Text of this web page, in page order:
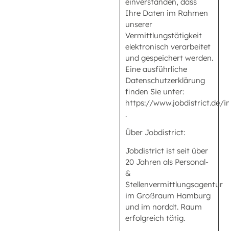
Ihre Daten im Rahmen
unserer
Vermittlungstätigkeit
elektronisch verarbeitet
und gespeichert werden.
Eine ausführliche
Datenschutzerklärung
finden Sie unter:
https://www.jobdistrict.de/
.
Über Jobdistrict:
Jobdistrict ist seit über
20 Jahren als Personal-
&
Stellenvermittlungsagentur
im Großraum Hamburg
und im norddt. Raum
erfolgreich tätig.